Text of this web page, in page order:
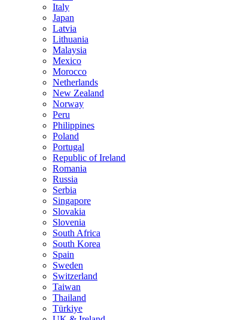
Italy
Japan
Latvia
Lithuania
Malaysia
Mexico
Morocco
Netherlands
New Zealand
Norway
Peru
Philippines
Poland
Portugal
Republic of Ireland
Romania
Russia
Serbia
Singapore
Slovakia
Slovenia
South Africa
South Korea
Spain
Sweden
Switzerland
Taiwan
Thailand
Türkiye